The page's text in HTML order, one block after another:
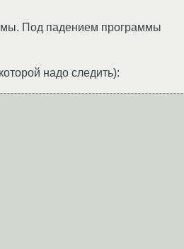
Под падением программы
надо следить):